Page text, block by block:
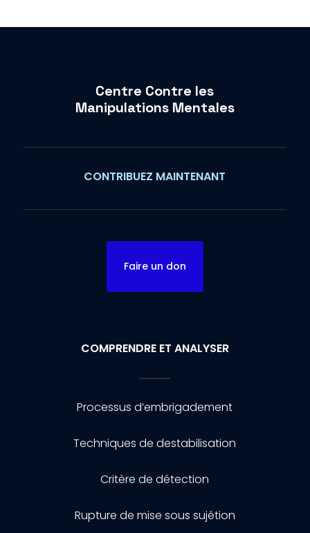
Centre Contre les
Manipulations Mentales
CONTRIBUEZ MAINTENANT
Faire un don
COMPRENDRE ET ANALYSER
Processus d’embrigadement
Techniques de destabilisation
Critère de détection
Rupture de mise sous sujétion